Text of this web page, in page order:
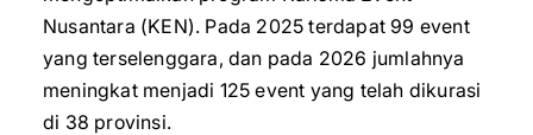
Nusantara (KEN). Pada 2025 terdapat 99 event
yang terselenggara, dan pada 2026 jumlahnya
meningkat menjadi 125 event yang telah dikurasi
di 38 provinsi.